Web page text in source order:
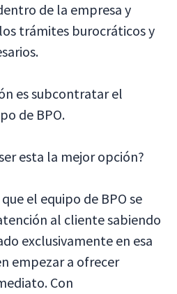
de la empresa y
trámites burocráticos y
es subcontratar el
de BPO.
esta la mejor opción?
el equipo de BPO se
al cliente sabiendo
exclusivamente en esa
empezar a ofrecer
Con